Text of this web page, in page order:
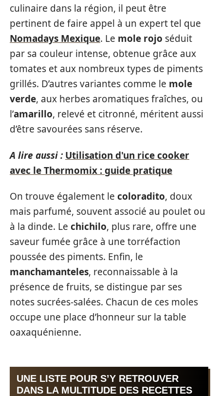
culinaire dans la région, il peut être
pertinent de faire appel à un expert tel que
Nomadays Mexique. Le mole rojo séduit
par sa couleur intense, obtenue grâce aux
tomates et aux nombreux types de piments
grillés. D’autres variantes comme le mole
verde, aux herbes aromatiques fraîches, ou
l’amarillo, relevé et citronné, méritent aussi
d’être savourées sans réserve.
A lire aussi : Utilisation d'un rice cooker
avec le Thermomix : guide pratique
On trouve également le coloradito, doux
mais parfumé, souvent associé au poulet ou
à la dinde. Le chichilo, plus rare, offre une
saveur fumée grâce à une torréfaction
poussée des piments. Enfin, le
manchamanteles, reconnaissable à la
présence de fruits, se distingue par ses
notes sucrées-salées. Chacun de ces moles
occupe une place d’honneur sur la table
oaxaquénienne.
UNE LISTE POUR S’Y RETROUVER
DANS LA MULTITUDE DES RECETTES